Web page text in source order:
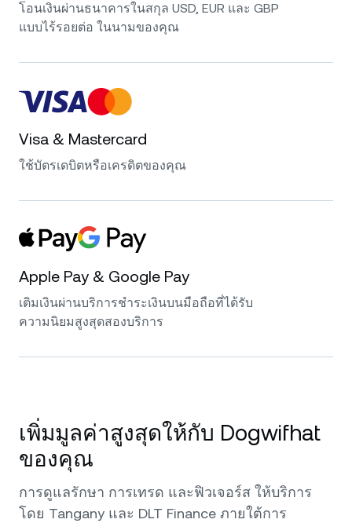
โอนเงินผ่านธนาคารในสกุล USD, EUR และ GBP
แบบไร้รอยต่อ ในนามของคุณ
Visa & Mastercard
ใช้บัตรเดบิตหรือเครดิตของคุณ
Apple Pay & Google Pay
เติมเงินผ่านบริการชำระเงินบนมือถือที่ได้รับ
ความนิยมสูงสุดสองบริการ
เพิ่มมูลค่าสูงสุดให้กับ Dogwifhat
ของคุณ
การดูแลรักษา การเทรด และฟิวเจอร์ส ให้บริการ
โดย Tangany และ DLT Finance ภายใต้การ